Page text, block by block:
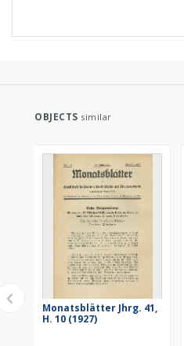
OBJECTS similar
Monatsblätter Jhrg. 41,
H. 10 (1927)